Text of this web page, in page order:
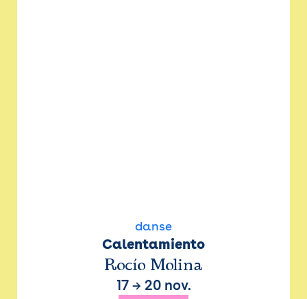
danse
Calentamiento
Rocío Molina
17→ 20 nov.